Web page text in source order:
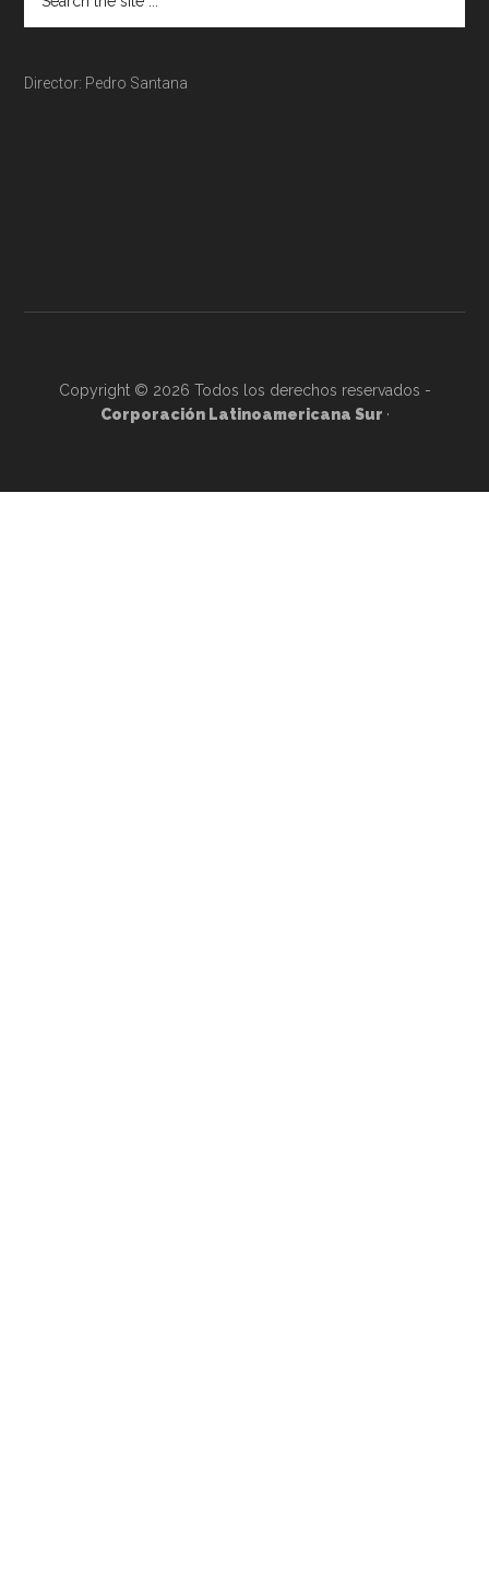
Director: Pedro Santana
Copyright © 2026 Todos los derechos reservados -
Corporación Latinoamericana Sur ·